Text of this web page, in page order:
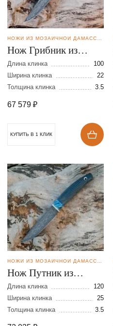
Нож Грибник из
мозаичной дамасской
стали
Длина клинка
100
Ширина клинка
22
Толщина клинка
3.5
67 579 ₽
КУПИТЬ В 1 КЛИК
Нож Путник из
мозаичной дамасской
стали
Длина клинка
120
Ширина клинка
25
Толщина клинка
3.5